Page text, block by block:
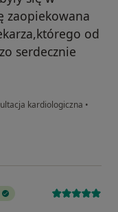
zaopiekowana
od
serdecznie
kardiologiczna •